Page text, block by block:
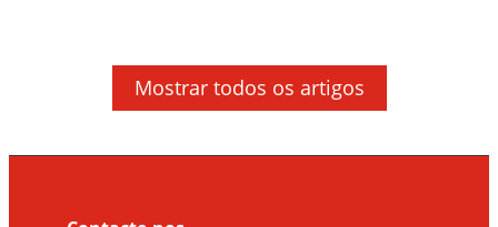
a picada
Doenças transmitidas por Vetores
Factos sobre as doenças transmitidas
pelos mosquitos (Parte 1)
Mostrar todos os artigos